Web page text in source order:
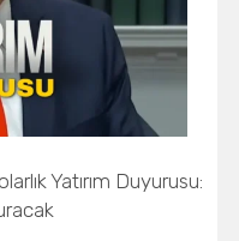
Yatırım Duyurusu: